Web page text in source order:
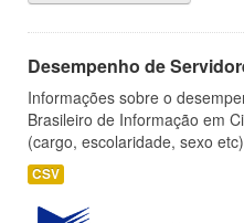
Desempenho de
Informações sobre o
Brasileiro de Informação em
(cargo, escolaridade, sexo
CSV